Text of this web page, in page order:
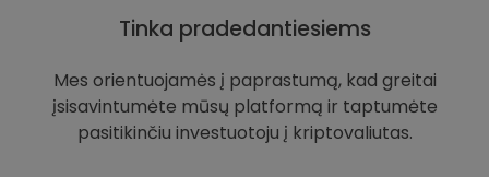
Tinka pradedantiesiems
Mes orientuojamės į paprastumą, kad greitai
įsisavintumėte mūsų platformą ir taptumėte
pasitikinčiu investuotoju į kriptovaliutas.